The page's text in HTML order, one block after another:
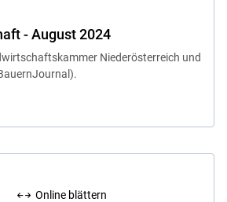
- August 2024
Niederösterreich und
Online blättern